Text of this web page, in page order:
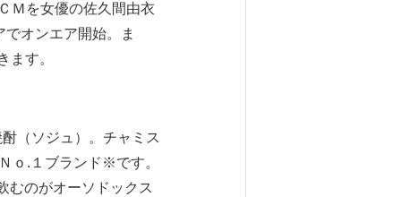
Ｍを女優の佐久間由衣
オンエア開始。ま
ます。
（ソジュ）。チャミス
ｏ.１ブランド※です。
むのがオーソドックス